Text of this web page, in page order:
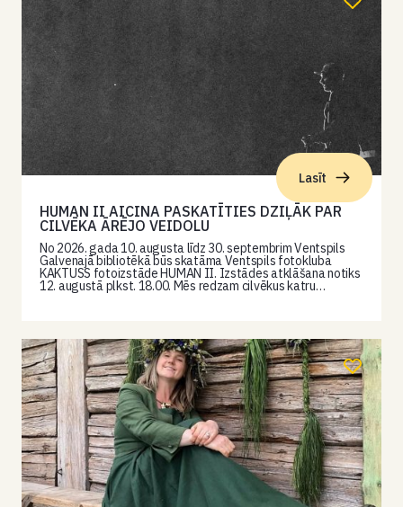
Lasīt
HUMAN II AICINA PASKATĪTIES DZIĻĀK PAR
CILVĒKA ĀRĒJO VEIDOLU
No 2026. gada 10. augusta līdz 30. septembrim Ventspils
Galvenajā bibliotēkā būs skatāma Ventspils fotokluba
KAKTUSS fotoizstāde HUMAN II. Izstādes atklāšana notiks
12. augustā plkst. 18.00. Mēs redzam cilvēkus katru…